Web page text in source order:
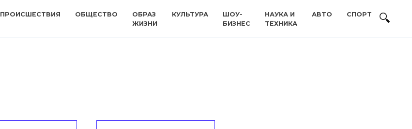
ПРОИСШЕСТВИЯ ОБЩЕСТВО
ОБРАЗ
ЖИЗНИ
КУЛЬТУРА
ШОУ-
БИЗНЕС
НАУКА И
ТЕХНИКА
АВТО СПОРТ